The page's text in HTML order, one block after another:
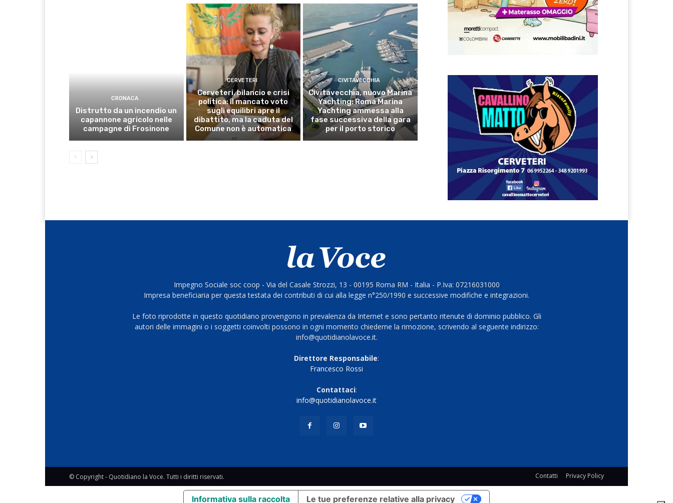
CRONACA
Distrutto da un incendio un
capannone agricolo nelle
campagne di Frosinone
CERVETERI
Cerveteri, bilancio e crisi
politica: il mancato voto
sugli equilibri apre il
dibattito, ma la caduta del
Comune non è automatica
CIVITAVECCHIA
Civitavecchia, nuovo Marina
Yachting: Roma Marina
Yachting ammessa alla
fase successiva della gara
per il porto storico
Impegno Sociale soc coop - Via del Casale Strozzi, 13 - 00195 Roma RM - Italia - P.Iva: 07216031000
Impresa beneficiaria per questa testata dei contributi di cui alla legge n°250/1990 e successive modifiche e integrazioni.
Le foto riprodotte in questo quotidiano provengono in prevalenza da Internet e sono pertanto ritenute di dominio pubblico. Gli
autori delle immagini o i soggetti coinvolti possono in ogni momento chiederne la rimozione, scrivendo al seguente indirizzo:
info@quotidianolavoce.it.
Direttore Responsabile:
Francesco Rossi
Contattaci:
info@quotidianolavoce.it
© Copyright - Quotidiano la Voce. Tutti i diritti riservati. Contatti Privacy Policy
Informativa sulla raccolta Le tue preferenze relative alla privacy